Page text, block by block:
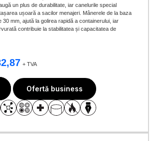
un plus de durabilitate, iar canelurile special
ușoară a sacilor menajeri. Mânerele de la baza
30 mm, ajută la golirea rapidă a containerului, iar
contribuie la stabilitatea și capacitatea de
+ TVA
Ofertă business